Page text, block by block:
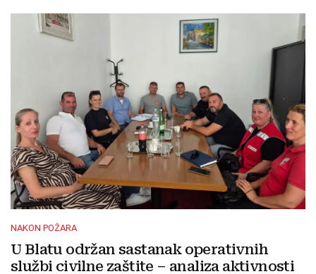
NAKON POŽARA
U Blatu održan sastanak operativnih
službi civilne zaštite – analiza aktivnosti